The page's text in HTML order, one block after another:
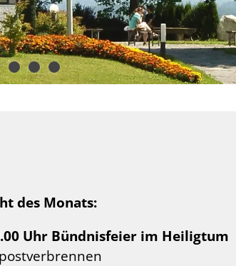
des Monats:
Uhr Bündnisfeier im Heiligtum